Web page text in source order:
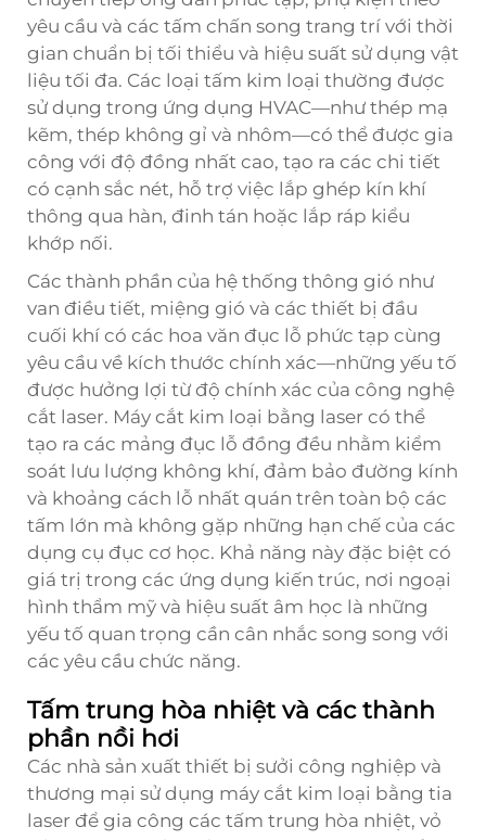
yêu cầu và các tấm chấn song trang trí với thời
gian chuẩn bị tối thiểu và hiệu suất sử dụng vật
liệu tối đa. Các loại tấm kim loại thường được
sử dụng trong ứng dụng HVAC—như thép mạ
kẽm, thép không gỉ và nhôm—có thể được gia
công với độ đồng nhất cao, tạo ra các chi tiết
có cạnh sắc nét, hỗ trợ việc lắp ghép kín khí
thông qua hàn, đinh tán hoặc lắp ráp kiểu
khớp nối.
Các thành phần của hệ thống thông gió như
van điều tiết, miệng gió và các thiết bị đầu
cuối khí có các hoa văn đục lỗ phức tạp cùng
yêu cầu về kích thước chính xác—những yếu tố
được hưởng lợi từ độ chính xác của công nghệ
cắt laser. Máy cắt kim loại bằng laser có thể
tạo ra các mảng đục lỗ đồng đều nhằm kiểm
soát lưu lượng không khí, đảm bảo đường kính
và khoảng cách lỗ nhất quán trên toàn bộ các
tấm lớn mà không gặp những hạn chế của các
dụng cụ đục cơ học. Khả năng này đặc biệt có
giá trị trong các ứng dụng kiến trúc, nơi ngoại
hình thẩm mỹ và hiệu suất âm học là những
yếu tố quan trọng cần cân nhắc song song với
các yêu cầu chức năng.
Tấm trung hòa nhiệt và các thành
phần nồi hơi
Các nhà sản xuất thiết bị sưởi công nghiệp và
thương mại sử dụng máy cắt kim loại bằng tia
laser để gia công các tấm trung hòa nhiệt, vỏ